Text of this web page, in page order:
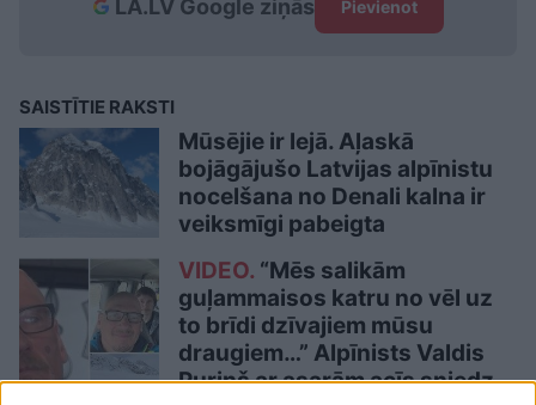
LA.LV Google ziņās Pievienot
SAISTĪTIE RAKSTI
Mūsējie ir lejā. Aļaskā
bojāgājušo Latvijas alpīnistu
nocelšana no Denali kalna ir
veiksmīgi pabeigta
VIDEO. “Mēs salikām
guļammaisos katru no vēl uz
to brīdi dzīvajiem mūsu
draugiem…” Alpīnists Valdis
Puriņš ar asarām acīs sniedz